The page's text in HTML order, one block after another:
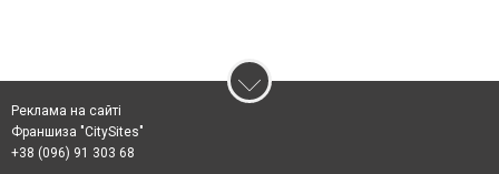
Реклама на сайті
Франшиза "CitySites"
+38 (096) 91 303 68